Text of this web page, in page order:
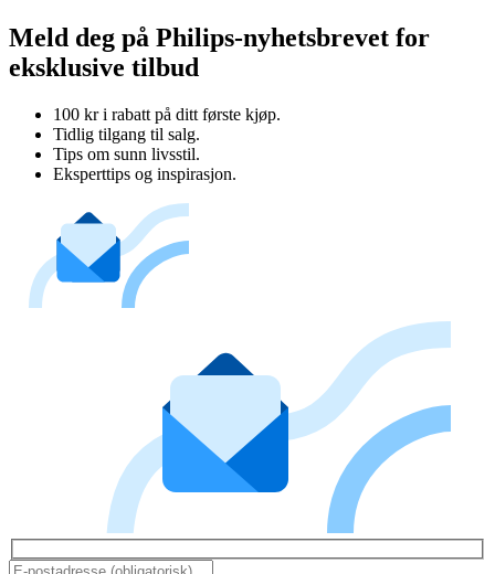
Meld deg på Philips-nyhetsbrevet for
eksklusive tilbud
100 kr i rabatt på ditt første kjøp.
Tidlig tilgang til salg.
Tips om sunn livsstil.
Eksperttips og inspirasjon.